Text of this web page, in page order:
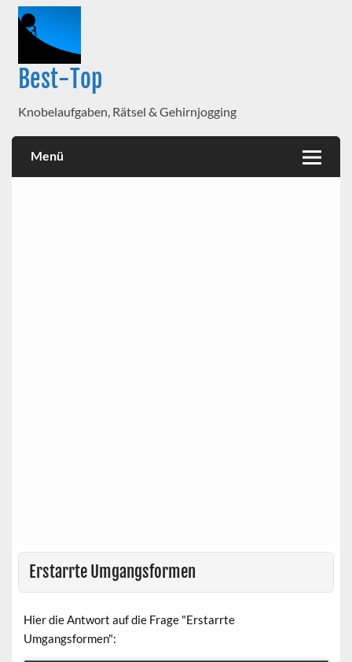
Best-Top
Knobelaufgaben, Rätsel & Gehirnjogging
Menü
Erstarrte Umgangsformen
Hier die Antwort auf die Frage "Erstarrte
Umgangsformen":